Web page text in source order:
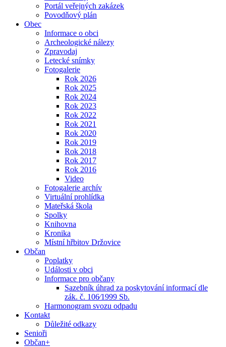
Portál veřejných zakázek
Povodňový plán
Obec
Informace o obci
Archeologické nálezy
Zpravodaj
Letecké snímky
Fotogalerie
Rok 2026
Rok 2025
Rok 2024
Rok 2023
Rok 2022
Rok 2021
Rok 2020
Rok 2019
Rok 2018
Rok 2017
Rok 2016
Video
Fotogalerie archív
Virtuální prohlídka
Mateřská škola
Spolky
Knihovna
Kronika
Místní hřbitov Držovice
Občan
Poplatky
Události v obci
Informace pro občany
Sazebník úhrad za poskytování informací dle
zák. č. 106⁄1999 Sb.
Harmonogram svozu odpadu
Kontakt
Důležité odkazy
Senioři
Občan+